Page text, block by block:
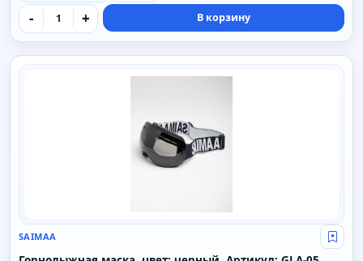
- + В корзину
SAIMAA
SAIMAA Свой